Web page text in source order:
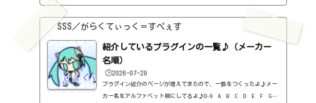
料）2B DELAYED CLASSIC（2B Played Music・ディレイ・有料）2B RE
VERBED（2B Played Music・リバーブ・有料）2B Shaped Filter（2
B Played Music・フィルタープラグイン・有料）3-Band EQ（Kilohe
arts・EQ・無料）40'S VERY OWN DRUMS（NATIVE INSTRUMENTS・ドラ
ム...
SSS／がらくてぃっく＝すぺぇす
紹介しているプラグインの一覧♪（メーカー
名順）
🕒️2026-07-29
プラグイン紹介のページが増えてきたので、一覧をつくったよ♪メー
カー名をアルファベット順にしてるよ♪0-9 A B C D E F G